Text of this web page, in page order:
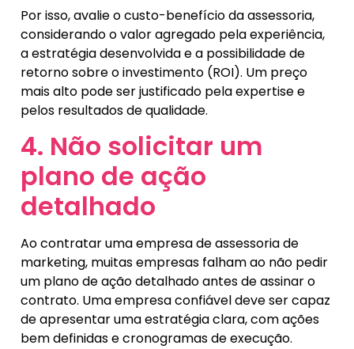
Por isso, avalie o custo-benefício da assessoria,
considerando o valor agregado pela experiência,
a estratégia desenvolvida e a possibilidade de
retorno sobre o investimento (ROI). Um preço
mais alto pode ser justificado pela expertise e
pelos resultados de qualidade.
4. Não solicitar um
plano de ação
detalhado
Ao contratar uma empresa de assessoria de
marketing, muitas empresas falham ao não pedir
um plano de ação detalhado antes de assinar o
contrato. Uma empresa confiável deve ser capaz
de apresentar uma estratégia clara, com ações
bem definidas e cronogramas de execução.